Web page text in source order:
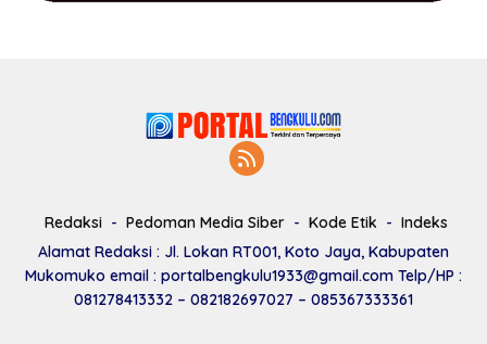
Redaksi Pedoman Media Siber Kode Etik
Indeks
Alamat Redaksi : Jl. Lokan RT001, Koto Jaya, Kabupaten
Mukomuko email : portalbengkulu1933@gmail.com Telp/HP :
081278413332 – 082182697027 – 085367333361